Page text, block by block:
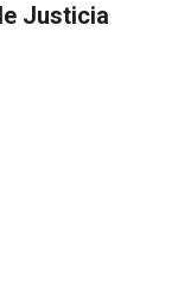
Justicia